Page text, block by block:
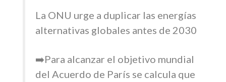
La ONU urge a duplicar las energías
alternativas globales antes de 2030
➡️Para alcanzar el objetivo mundial
del Acuerdo de París se calcula que